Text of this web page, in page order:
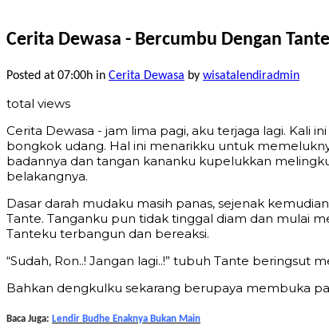
Cerita Dewasa - Bercumbu Dengan
Posted at 07:00h in Cerita Dewasa by wisatalendiradmin
total views
Cerita Dewasa - jam lima pagi, aku terjaga lagi. Kali
bongkok udang. Hal ini menarikku untuk
badannya dan tangan kananku kupelukkan
belakangnya.
Dasar darah mudaku masih panas, sejenak
Tante. Tanganku pun tidak tinggal diam dan mulai
Tanteku terbangun dan bereaksi.
“Sudah, Ron..! Jangan lagi..!” tubuh Tante
Bahkan dengkulku sekarang berupaya membuka
Baca Juga: Lendir Budhe Enaknya Bukan Main